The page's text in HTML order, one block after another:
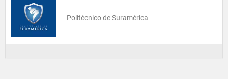
Politécnico de Suramérica